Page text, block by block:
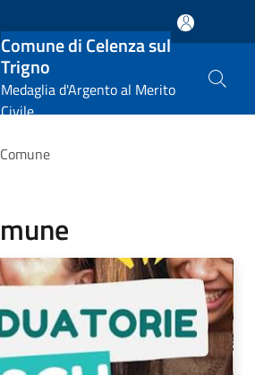
Comune di Celenza sul
Trigno
Medaglia d'Argento al Merito
Civile
Comune